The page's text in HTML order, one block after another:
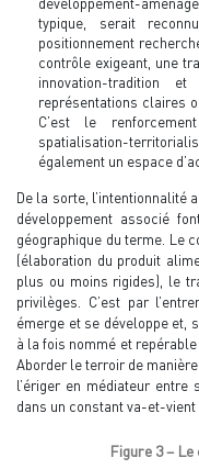
typique, serait
positionnement
contrôle exigeant, une
innovation-tradition
représentations claires
C’est le
spatialisation-
également un espace
De la sorte, l’intentionnalité
développement associé
géographique du terme. Le
(élaboration du produit
plus ou moins rigides), le
privilèges. C’est par
émerge et se développe et,
à la fois nommé et
Aborder le terroir de
l’ériger en médiateur entre
dans un constant va-et-
Figure 3 –